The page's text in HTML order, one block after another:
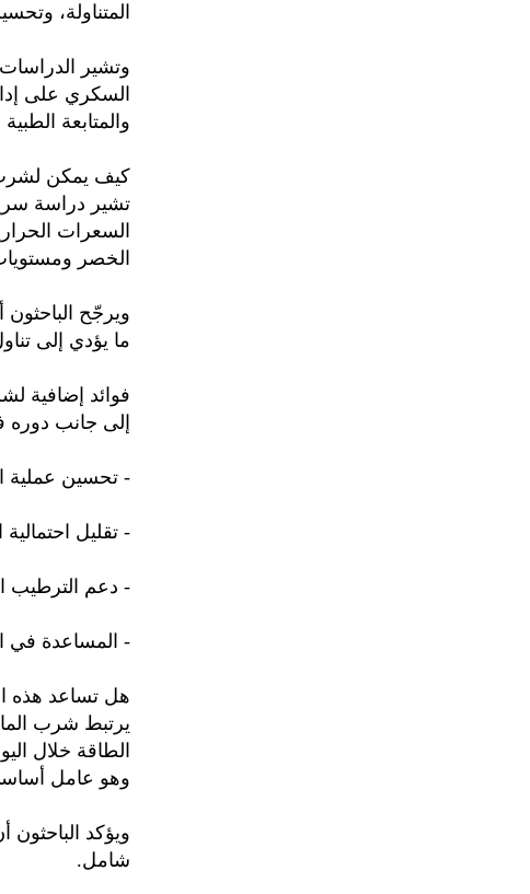
المتناولة،
وتشير
السكري على
والمتابعة
كيف يمكن لشرب
تشير دراسة
السعرات
الخصر
ويرجّح
ما يؤدي إلى
فوائد إضافية
إلى جانب
- تحسين عملية
- تقليل
- دعم الترطيب
- المساعدة في
هل تساعد هذه
يرتبط شرب
الطاقة خلال
وهو عامل
ويؤكد الباحثون
شامل.